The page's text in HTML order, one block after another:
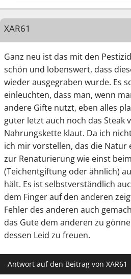
XAR61
Ganz neu ist das mit den
schön und lobenswert, dass
wieder ausgegraben wurde. Es
einleuchten, dass man, wenn
andere Gifte nutzt, eben alles
guter letzt auch noch das Steak
Nahrungskette klaut. Da ich
ich mir vorstellen, das die Natur
zur Renaturierung wie einst
(Teichentgiftung oder ähnlich)
hält. Es ist selbstverständlich
dem Finger auf den anderen
Fehler des anderen auch
das Gute dem anderen zu
dessen Leid zu freuen.
Antwort auf den Beitrag von XAR61